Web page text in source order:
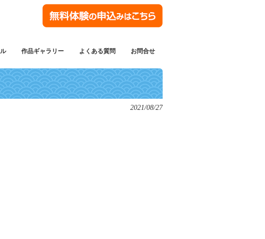
作品ギャラリー よくある質問 お問合せ
2021/08/27